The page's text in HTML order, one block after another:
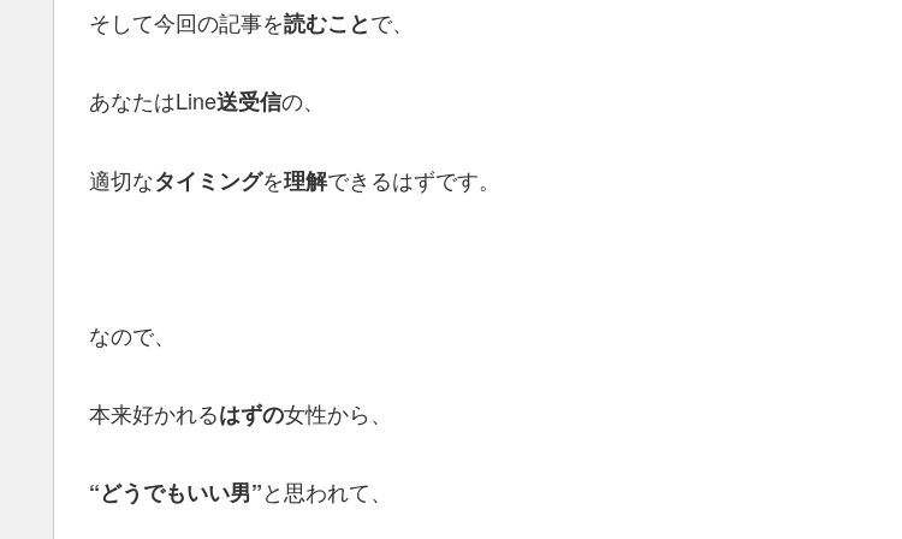
そして今回の記事を読むことで、
あなたはLine送受信の、
適切なタイミングを理解できるはずです。
なので、
本来好かれるはずの女性から、
“どうでもいい男”と思われて、